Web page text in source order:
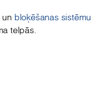
un bloķēšanas sistēmu
telpās.